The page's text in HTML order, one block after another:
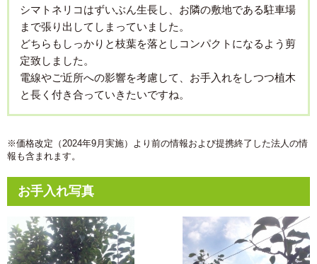
シマトネリコはずいぶん生長し、お隣の敷地である駐車場
まで張り出してしまっていました。
どちらもしっかりと枝葉を落としコンパクトになるよう剪
定致しました。
電線やご近所への影響を考慮して、お手入れをしつつ植木
と長く付き合っていきたいですね。
※価格改定（2024年9月実施）より前の情報および提携終了した法人の情
報も含まれます。
お手入れ写真